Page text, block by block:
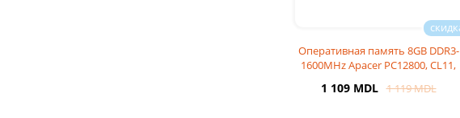
Оперативная память 8GB DDR3-
1600MHz Apacer PC12800, CL11,
1 109 MDL 1 119 MDL